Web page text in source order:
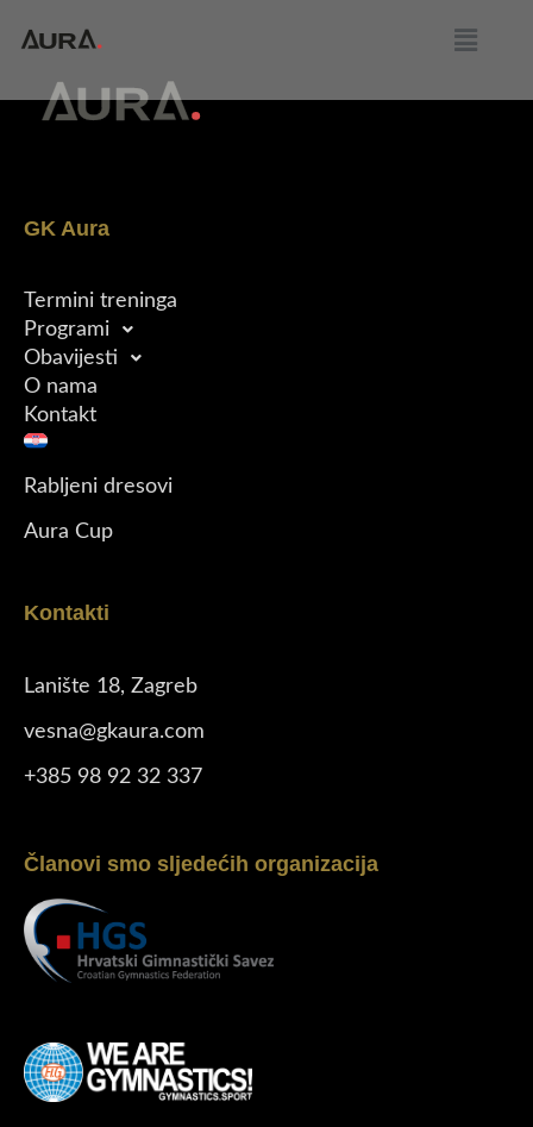
GK Aura
Termini treninga
Programi
Obavijesti
O nama
Kontakt
Rabljeni dresovi
Aura Cup
Kontakti
Lanište 18, Zagreb
vesna@gkaura.com
+385 98 92 32 337
Članovi smo sljedećih organizacija